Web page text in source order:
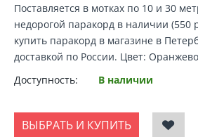
Поставляется в мотках по 10 и 30
недорогой паракорд в наличии (550
купить паракорд в магазине в
доставкой по России. Цвет:
Доступность:
В наличии
ВЫБРАТЬ И КУПИТЬ